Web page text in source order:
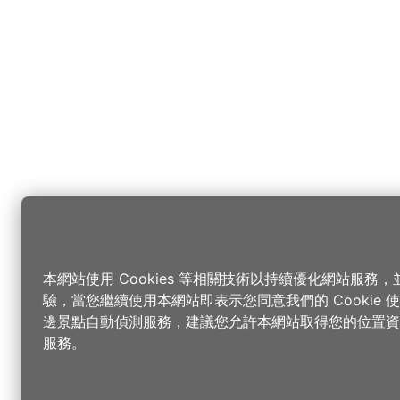
本網站使用 Cookies 等相關技術以持續優化網站服務，
驗，當您繼續使用本網站即表示您同意我們的 Cookie
邊景點自動偵測服務，建議您允許本網站取得您的位置
服務。